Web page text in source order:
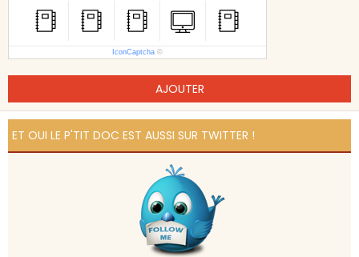
IconCaptcha ©
AJOUTER
ET OUI LE P'TIT DOC EST AUSSI SUR TWITTER !